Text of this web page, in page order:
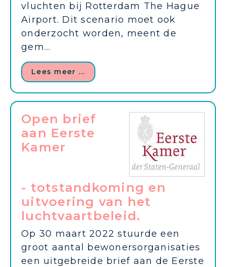
vluchten bij Rotterdam The Hague
Airport. Dit scenario moet ook
onderzocht worden, meent de
gem...
Lees meer …
Open brief
aan Eerste
Kamer
- totstandkoming en
uitvoering van het
luchtvaartbeleid.
Op 30 maart 2022 stuurde een
groot aantal bewonersorganisaties
een uitgebreide brief aan de Eerste